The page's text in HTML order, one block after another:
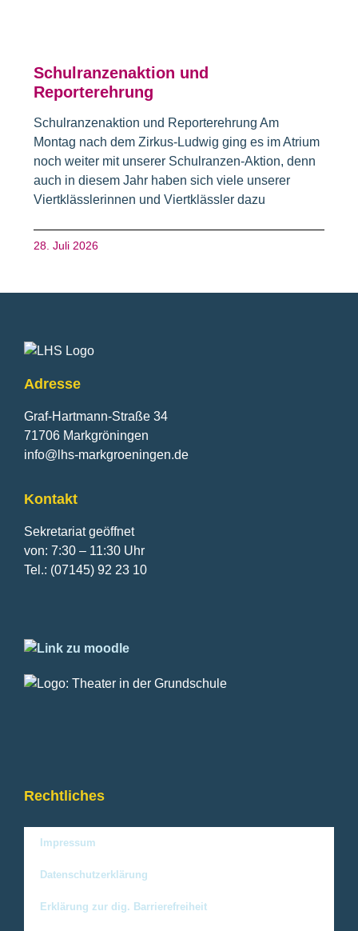
Schulranzenaktion und
Reporterehrung
Schulranzenaktion und Reporterehrung Am
Montag nach dem Zirkus-Ludwig ging es im Atrium
noch weiter mit unserer Schulranzen-Aktion, denn
auch in diesem Jahr haben sich viele unserer
Viertklässlerinnen und Viertklässler dazu
28. Juli 2026
Fusszeile
Adresse
Graf-Hartmann-Straße 34
71706 Markgröningen
info@lhs-markgroeningen.de
Kontakt
Sekretariat geöffnet
von: 7:30 – 11:30 Uhr
Tel.: (07145) 92 23 10
Rechtliches
Impressum
Datenschutzerklärung
Erklärung zur dig. Barrierefreiheit